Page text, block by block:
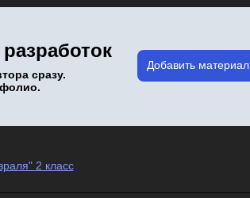
сразу.
Добавить материал
2 класс